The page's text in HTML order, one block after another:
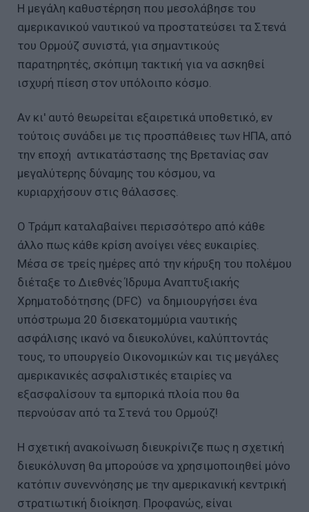
Η μεγάλη καθυστέρηση που μεσολάβησε του
αμερικανικού ναυτικού να προστατεύσει τα Στενά
του Ορμούζ συνιστά, για σημαντικούς
παρατηρητές, σκόπιμη τακτική για να ασκηθεί
ισχυρή πίεση στον υπόλοιπο κόσμο.
Αν κι' αυτό θεωρείται εξαιρετικά υποθετικό, εν
τούτοις συνάδει με τις προσπάθειες των ΗΠΑ, από
την εποχή αντικατάστασης της Βρετανίας σαν
μεγαλύτερης δύναμης του κόσμου, να
κυριαρχήσουν στις θάλασσες.
Ο Τράμπ καταλαβαίνει περισσότερο από κάθε
άλλο πως κάθε κρίση ανοίγει νέες ευκαιρίες.
Μέσα σε τρείς ημέρες από την κήρυξη του πολέμου
διέταξε το Διεθνές Ίδρυμα Αναπτυξιακής
Χρηματοδότησης (DFC) να δημιουργήσει ένα
υπόστρωμα 20 δισεκατομμύρια ναυτικής
ασφάλισης ικανό να διευκολύνει, καλύπτοντάς
τους, το υπουργείο Οικονομικών και τις μεγάλες
αμερικανικές ασφαλιστικές εταιρίες να
εξασφαλίσουν τα εμπορικά πλοία που θα
περνούσαν από τα Στενά του Ορμούζ!
Η σχετική ανακοίνωση διευκρίνιζε πως η σχετική
διευκόλυνση θα μπορούσε να χρησιμοποιηθεί μόνο
κατόπιν συνεννόησης με την αμερικανική κεντρική
στρατιωτική διοίκηση. Προφανώς, είναι